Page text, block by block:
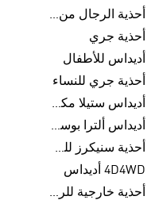
أحذية الرجال من أديداس
أحذية جري
أديداس للأطفال
أحذية جري للنساء
أديداس ستيلا مكارتني
أديداس ألترا بوست للنساء
أحذية سنيكرز للرجال من أديداس
4D4WD أديداس
أحذية خارجية للرجال